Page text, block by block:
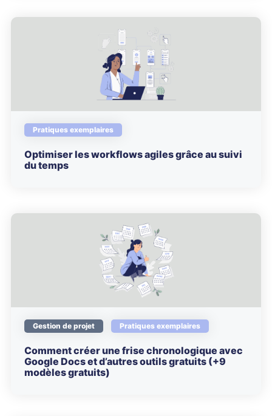
Pratiques exemplaires
Optimiser les workflows agiles grâce au suivi
du temps
Gestion de projet Pratiques exemplaires
Comment créer une frise chronologique avec
Google Docs et d’autres outils gratuits (+9
modèles gratuits)